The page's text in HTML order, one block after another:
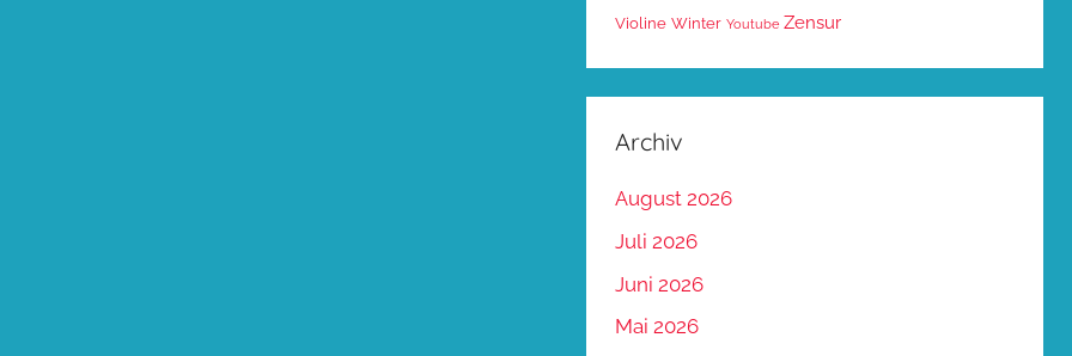
Violine Winter Youtube Zensur
Archiv
August 2026
Juli 2026
Juni 2026
Mai 2026